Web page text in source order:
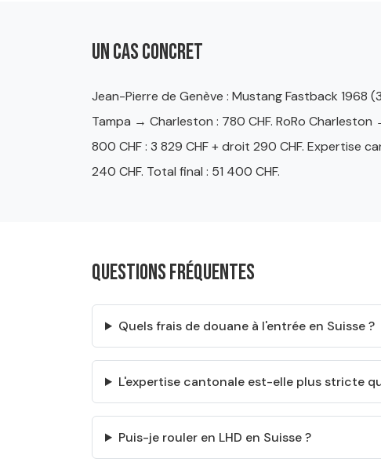
Un cas concret
Jean-Pierre de Genève : Mustang Fastback 1968
Tampa → Charleston : 780 CHF. RoRo Charleston
800 CHF : 3 829 CHF + droit 290 CHF. Expertise
240 CHF. Total final : 51 400 CHF.
Questions fréquentes
Quels frais de douane à l'entrée en Suisse ?
L'expertise cantonale est-elle plus stricte
Puis-je rouler en LHD en Suisse ?